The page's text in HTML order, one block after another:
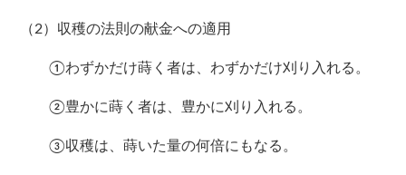
（2）収穫の法則の献金への適用
①わずかだけ蒔く者は、わずかだけ刈り入れる。
②豊かに蒔く者は、豊かに刈り入れる。
③収穫は、蒔いた量の何倍にもなる。